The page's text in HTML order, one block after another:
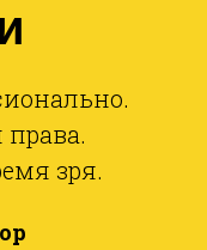
зря.